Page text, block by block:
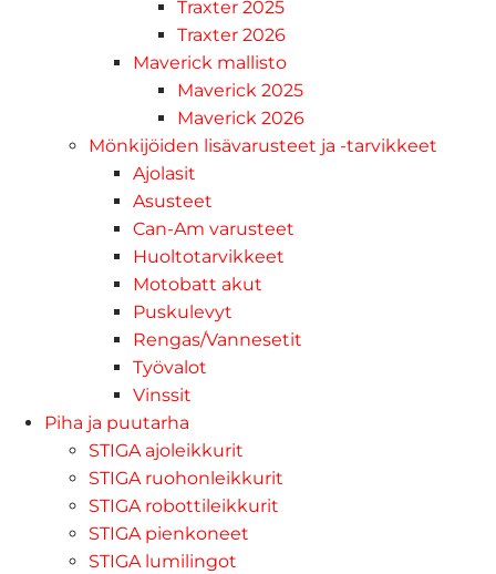
Traxter 2025
Traxter 2026
Maverick mallisto
Maverick 2025
Maverick 2026
Mönkijöiden lisävarusteet ja -tarvikkeet
Ajolasit
Asusteet
Can-Am varusteet
Huoltotarvikkeet
Motobatt akut
Puskulevyt
Rengas/Vannesetit
Työvalot
Vinssit
Piha ja puutarha
STIGA ajoleikkurit
STIGA ruohonleikkurit
STIGA robottileikkurit
STIGA pienkoneet
STIGA lumilingot